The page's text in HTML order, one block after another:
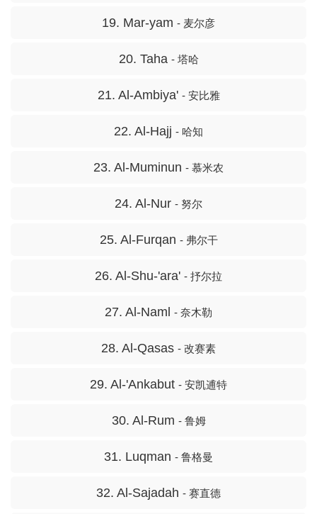
19. Mar-yam - 麦尔彦
20. Taha - 塔哈
21. Al-Ambiya' - 安比雅
22. Al-Hajj - 哈知
23. Al-Muminun - 慕米农
24. Al-Nur - 努尔
25. Al-Furqan - 弗尔干
26. Al-Shu-'ara' - 抒尔拉
27. Al-Naml - 奈木勒
28. Al-Qasas - 改赛素
29. Al-'Ankabut - 安凯逋特
30. Al-Rum - 鲁姆
31. Luqman - 鲁格曼
32. Al-Sajadah - 赛直德